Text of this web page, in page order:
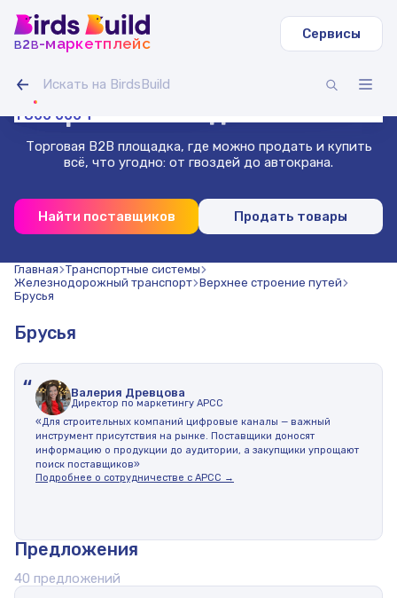
b2b-маркетплейс
Сервисы
Гусеничный экскаватор Volvo EC
54 000 000 ₸
Зерносмесь овес-горох (20 т)
1 400 000 ₸
Доска сухая строганная 40х140х3000 (1000 шт.)
500 000 ₸
Труба профильная 40х40х2 мм квадратная 3 м (500
шт)
1 800 000 ₸
Проволока нержавеющая 1.8 мм 50 м
Гибкая битумная черепица, сальса
Маркетплейс
Торговая B2B площадка, где можно продать и купить
всё, что угодно: от гвоздей до автокрана.
Найти поставщиков Продать товары
Главная Транспортные системы
Железнодорожный транспорт Верхнее строение путей
Брусья
Брусья
“ Валерия Древцова
Директор по маркетингу АРСС
«Для строительных компаний цифровые каналы — важный
инструмент присутствия на рынке. Поставщики доносят
информацию о продукции до аудитории, а закупщики упрощают
поиск поставщиков»
Подробнее о сотрудничестве с АРСС →
Предложения
40 предложений